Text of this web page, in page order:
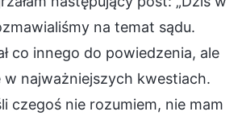
na temat sądu.
co innego do powiedzenia, ale
w najważniejszych kwestiach.
czegoś nie rozumiem, nie mam